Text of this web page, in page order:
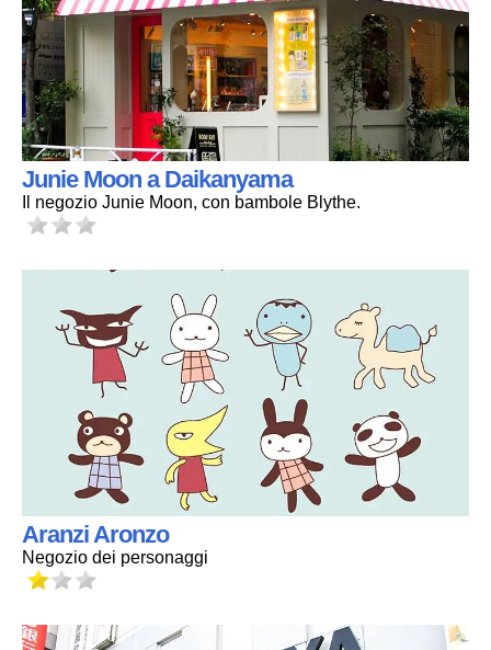
Junie Moon a Daikanyama
Il negozio Junie Moon, con bambole Blythe.
Aranzi Aronzo
Negozio dei personaggi